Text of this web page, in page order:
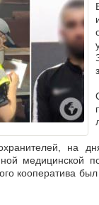
на
кооператива был